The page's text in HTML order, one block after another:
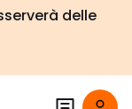
delle